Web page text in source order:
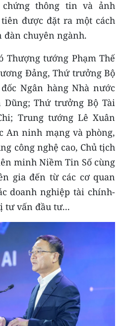
nghệ
Bắc
thông tin và ảnh
được đặt ra một cách
chuyên ngành.
Thượng tướng Phạm Thế
Đảng, Thứ trưởng Bộ
Ngân hàng Nhà nước
Dũng; Thứ trưởng Bộ Tài
Trung tướng Lê Xuân
An ninh mạng và phòng,
công nghệ cao, Chủ tịch
minh Niềm Tin Số cùng
gia đến từ các cơ quan
doanh nghiệp tài chính-
tư vấn đầu tư...